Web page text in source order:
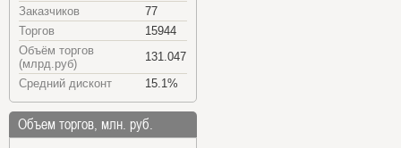
Заказчиков
77
Торгов
15944
Объём торгов
(млрд.руб)
131.047
Средний дисконт
15.1%
Объем торгов, млн. руб.